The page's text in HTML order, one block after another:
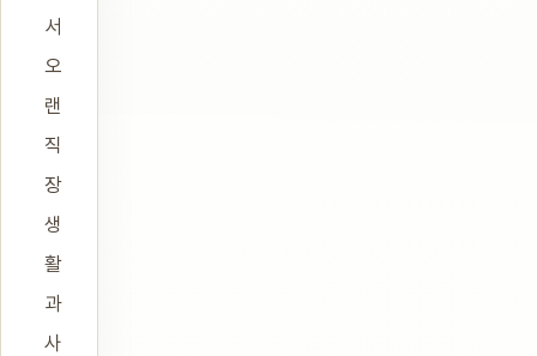
서
오
랜
직
장
생
활
과
사